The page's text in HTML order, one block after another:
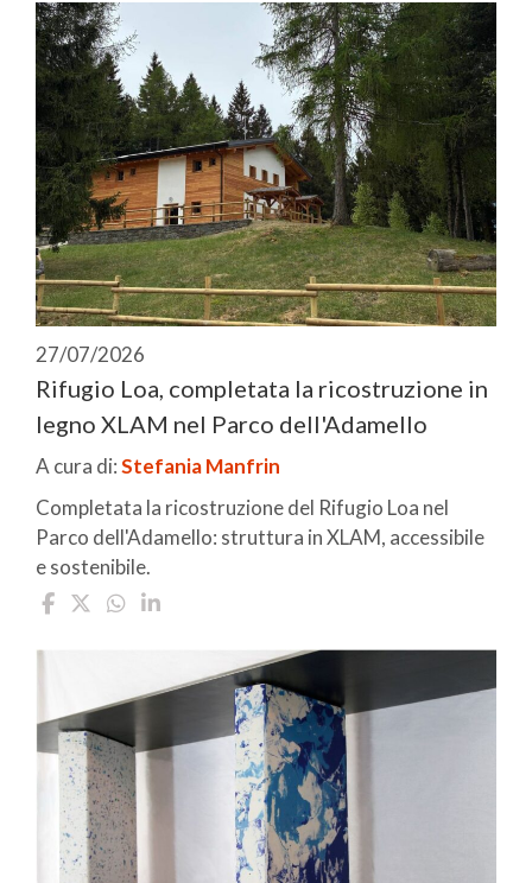
27/07/2026
Rifugio Loa, completata la ricostruzione in
legno XLAM nel Parco dell'Adamello
A cura di:Stefania Manfrin
Completata la ricostruzione del Rifugio Loa nel
Parco dell'Adamello: struttura in XLAM, accessibile
e sostenibile.